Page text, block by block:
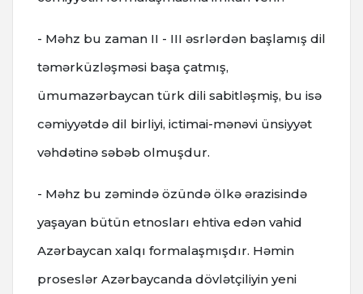
- Məhz bu zaman II - III əsrlərdən başlamış dil
təmərküzləşməsi başa çatmış,
ümumazərbaycan türk dili sabitləşmiş, bu isə
cəmiyyətdə dil birliyi, ictimai-mənəvi ünsiyyət
vəhdətinə səbəb olmuşdur.
- Məhz bu zəmində özündə ölkə ərazisində
yaşayan bütün etnosları ehtiva edən vahid
Azərbaycan xalqı formalaşmışdır. Həmin
proseslər Azərbaycanda dövlətçiliyin yeni